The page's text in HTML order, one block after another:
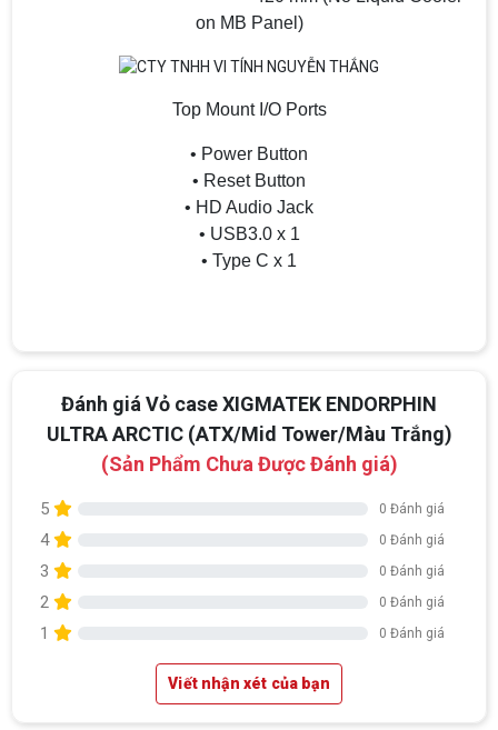
on MB Panel)
Top Mount I/O Ports
• Power Button
• Reset Button
• HD Audio Jack
• USB3.0 x 1
• Type C x 1
Đánh giá Vỏ case XIGMATEK ENDORPHIN
ULTRA ARCTIC (ATX/Mid Tower/Màu Trắng)
(Sản Phẩm Chưa Được Đánh giá)
5 0 Đánh giá
4 0 Đánh giá
3 0 Đánh giá
2 0 Đánh giá
1 0 Đánh giá
Viết nhận xét của bạn